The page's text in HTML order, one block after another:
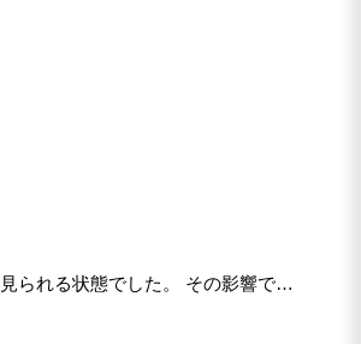
られる状態でした。 その影響で足